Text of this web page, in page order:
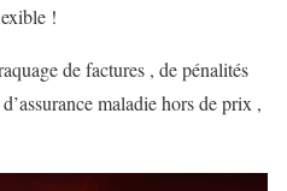
!
de factures , de pénalités
maladie hors de prix ,